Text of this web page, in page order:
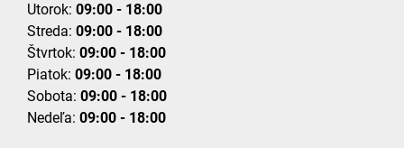
Utorok: 09:00 - 18:00
Streda: 09:00 - 18:00
Štvrtok: 09:00 - 18:00
Piatok: 09:00 - 18:00
Sobota: 09:00 - 18:00
Nedeľa: 09:00 - 18:00